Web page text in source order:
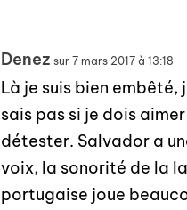
Denez sur 7 mars 2017 à 13:18
Là je suis bien embêté,
sais pas si je dois
détester. Salvador a
voix, la sonorité de la
portugaise joue